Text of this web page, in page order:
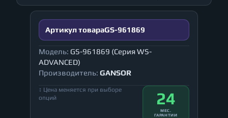
Артикул товараGS-961869
Модель: GS-961869 (Серия WS-
ADVANCED)
Производитель: GANSOR
↕ Цена меняется при выборе
опций
24
МЕС.
ГАРАНТИИ